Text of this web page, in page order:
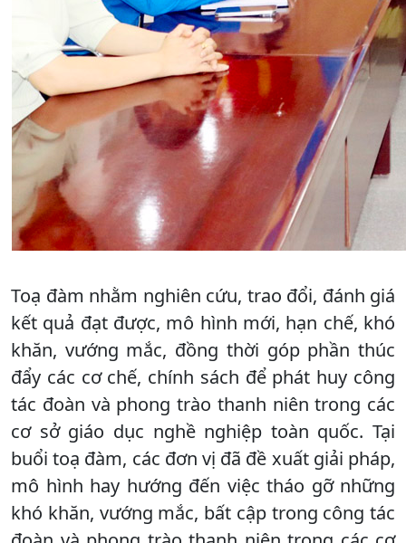
Toạ đàm nhằm nghiên cứu, trao đổi, đánh giá
kết quả đạt được, mô hình mới, hạn chế, khó
khăn, vướng mắc, đồng thời góp phần thúc
đẩy các cơ chế, chính sách để phát huy công
tác đoàn và phong trào thanh niên trong các
cơ sở giáo dục nghề nghiệp toàn quốc. Tại
buổi toạ đàm, các đơn vị đã đề xuất giải pháp,
mô hình hay hướng đến việc tháo gỡ những
khó khăn, vướng mắc, bất cập trong công tác